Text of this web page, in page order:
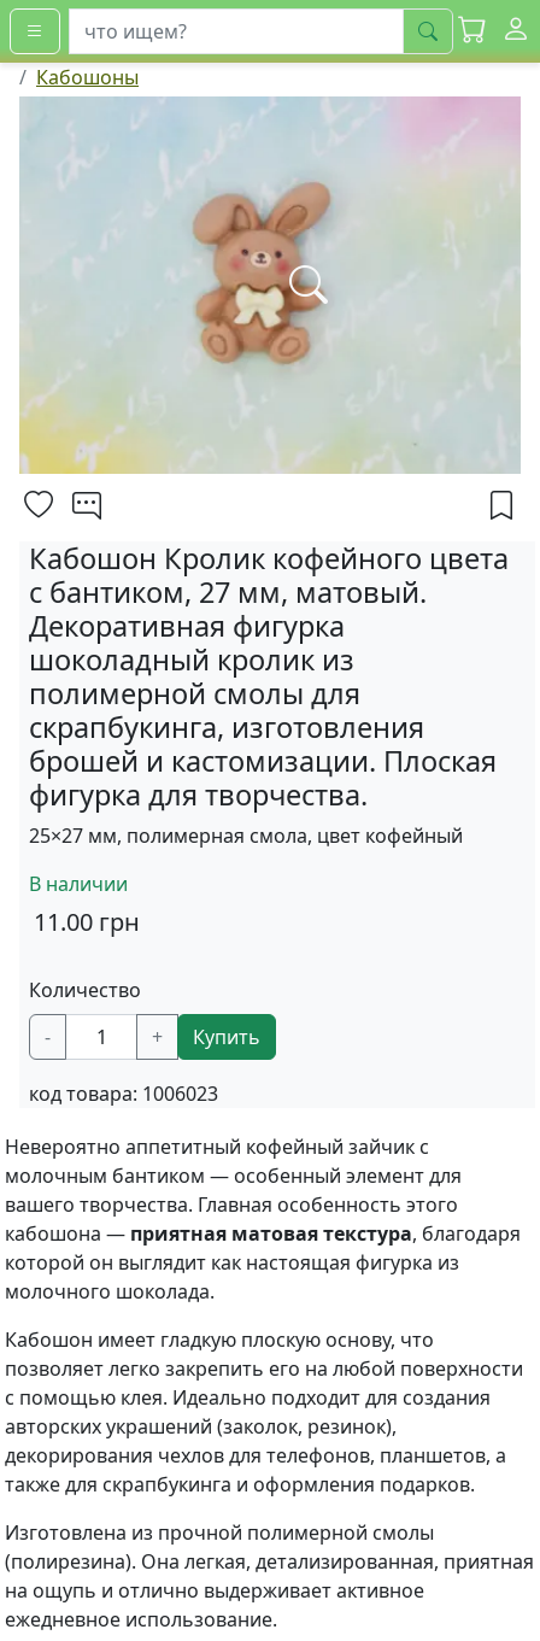
искать
Кабошоны
Кабошон Кролик кофейного цвета
с бантиком, 27 мм, матовый.
Декоративная фигурка
шоколадный кролик из
полимерной смолы для
скрапбукинга, изготовления
брошей и кастомизации. Плоская
фигурка для творчества.
25×27 мм, полимерная смола, цвет кофейный
В наличии
11.00 грн
Количество
-
+ Купить
код товара: 1006023
Невероятно аппетитный кофейный зайчик с
молочным бантиком — особенный элемент для
вашего творчества. Главная особенность этого
кабошона — приятная матовая текстура, благодаря
которой он выглядит как настоящая фигурка из
молочного шоколада.
Кабошон имеет гладкую плоскую основу, что
позволяет легко закрепить его на любой поверхности
с помощью клея. Идеально подходит для создания
авторских украшений (заколок, резинок),
декорирования чехлов для телефонов, планшетов, а
также для скрапбукинга и оформления подарков.
Изготовлена из прочной полимерной смолы
(полирезина). Она легкая, детализированная, приятная
на ощупь и отлично выдерживает активное
ежедневное использование.